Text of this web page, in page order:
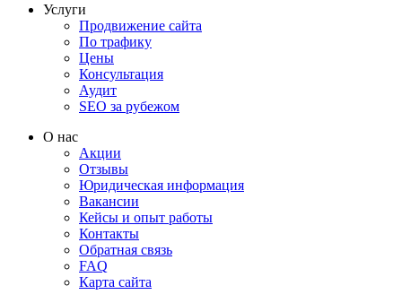
Услуги
Продвижение сайта
По трафику
Цены
Консультация
Аудит
SEO за рубежом
О нас
Акции
Отзывы
Юридическая информация
Вакансии
Кейсы и опыт работы
Контакты
Обратная связь
FAQ
Карта сайта